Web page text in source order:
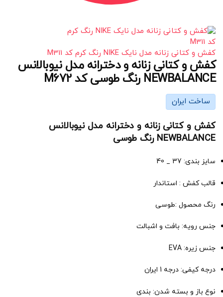
کفش و کتانی زنانه مدل نایک NIKE رنگ کرم کد M311
کفش و کتانی زنانه و دخترانه مدل نیوبالانس
NEWBALANCE رنگ طوسی کد M672
ساخت ایران
کفش و کتانی زنانه و دخترانه مدل نیوبالانس
NEWBALANCE رنگ طوسی
سایز بندی: 37 _ 40
قالب کفش : استاندار
رنگ محصول :طوسی
جنس رویه: بافت و اشبالت
جنس زیره: EVA
درجه کیفی: درجه 1 ایران
نوع باز و بسته شدن: بندی